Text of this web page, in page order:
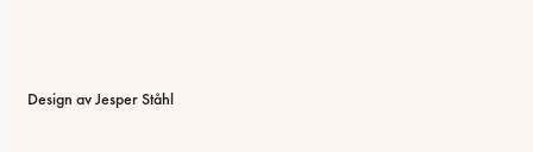
Design av Jesper Ståhl